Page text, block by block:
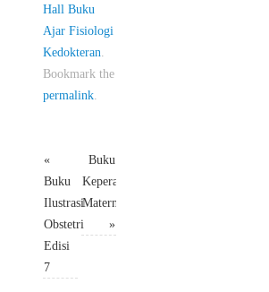
Hall Buku
Ajar Fisiologi
Kedokteran
Bookmark the
permalink
«
Buku
Ilustrasi
Obstetri
Edisi
7
Buku
Keperawatan
Maternitas
»